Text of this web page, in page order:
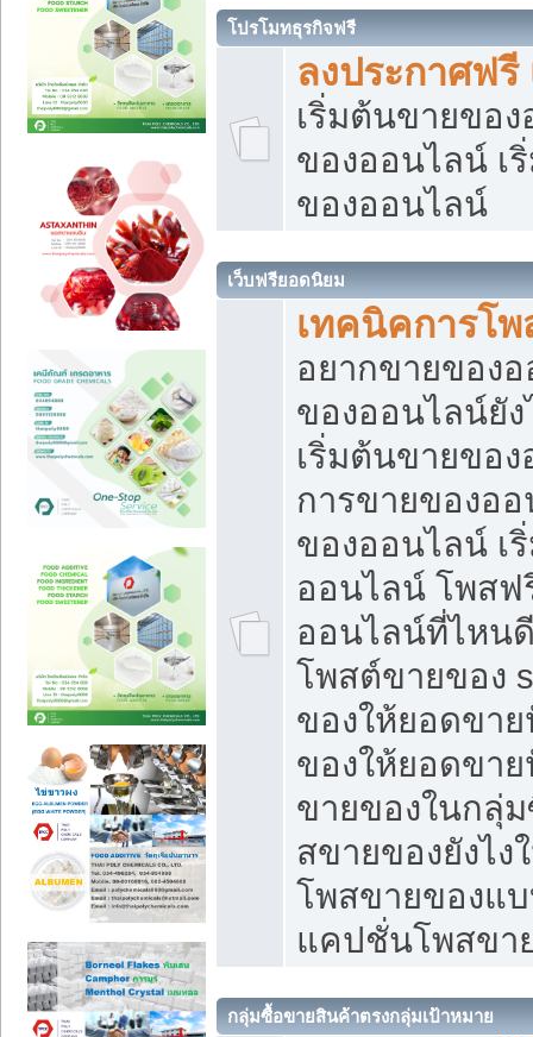
โปรโมทธุรกิจฟรี
ลงประกาศฟรี
เริ่มต้นขายขอ
ของออนไลน์ เ
ของออนไลน์
เว็บฟรียอดนิยม
เทคนิคการโ
อยากขายของ
ของออนไลน์ยั
เริ่มต้นขายของ
การขายของอ
ของออนไลน์ เ
ออนไลน์ โพสฟ
ออนไลน์ที่ไหน
โพสต์ขายของ
ของให้ยอดขา
ของให้ยอดขา
ขายของในกลุ่
สขายของยังไ
โพสขายของแ
แคปชั่นโพสขา
กลุ่มซื้อขายสินค้าตรงกลุ่มเป้าหมาย